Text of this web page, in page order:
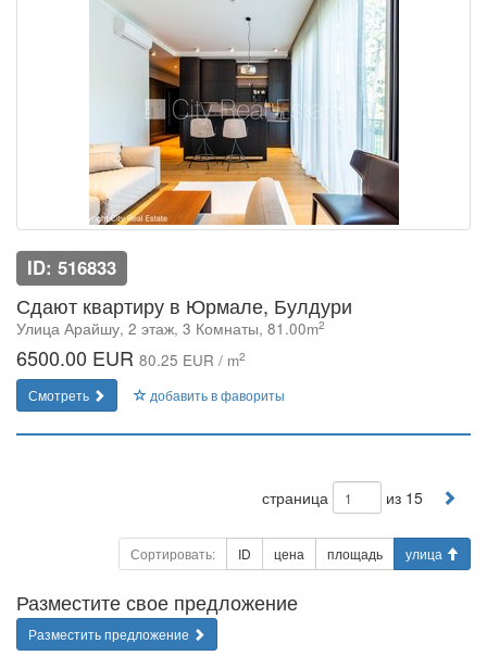
ID: 516833
Сдают квартиру в Юрмале, Булдури
Улица Арайшу, 2 этаж, 3 Комнаты, 81.00m2
6500.00 EUR 80.25 EUR / m2
Смотреть добавить в фавориты
страница из 15
Сортировать: ID цена площадь улица
Разместите свое предложение
Разместить предложение